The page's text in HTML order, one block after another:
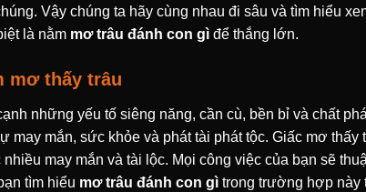
Vậy chúng ta hãy cùng nhau đi sâu và tìm hiểu
là nằm mơ trâu đánh con gì để thắng lớn.
mơ thấy trâu
những yếu tố siêng năng, cần cù, bền bỉ và chất
may mắn, sức khỏe và phát tài phát tộc. Giấc mơ
may mắn và tài lộc. Mọi công việc của bạn sẽ
tìm hiểu mơ trâu đánh con gì trong trường hợp này